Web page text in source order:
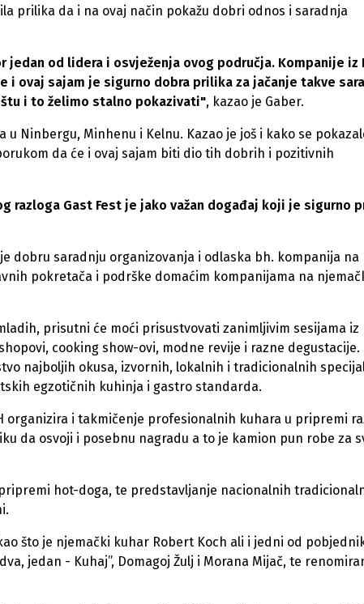
prilika da i na ovaj način pokažu dobri odnos i saradnja
od lidera i osvježenja ovog područja. Kompanije iz
ovaj sajam je sigurno dobra prilika za jačanje takve
i to želimo stalno pokazivati", kazao je Gaber.
Ninbergu, Minhenu i Kelnu. Kazao je još i kako se
da će i ovaj sajam biti dio tih dobrih i pozitivnih
razloga Gast Fest je jako važan događaj koji je sigurno
dobru saradnju organizovanja i odlaska bh. kompanija na
pokretača i podrške domaćim kompanijama na
prisutni će moći prisustvovati zanimljivim sesijama iz
cooking show-ovi, modne revije i razne degustacije.
najboljih okusa, izvornih, lokalnih i tradicionalnih
egzotičnih kuhinja i gastro standarda.
organizira i takmičenje profesionalnih kuhara u pripremi
da osvoji i posebnu nagradu a to je kamion pun robe za
hot-doga, te predstavljanje nacionalnih
što je njemački kuhar Robert Koch ali i jedni od
jedan - Kuhaj”, Domagoj Žulj i Morana Mijač, te